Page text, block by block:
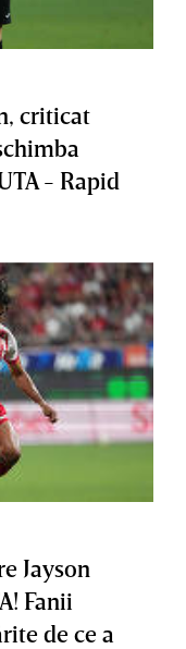
criticat
- Rapid
Jayson
Fanii
de ce a